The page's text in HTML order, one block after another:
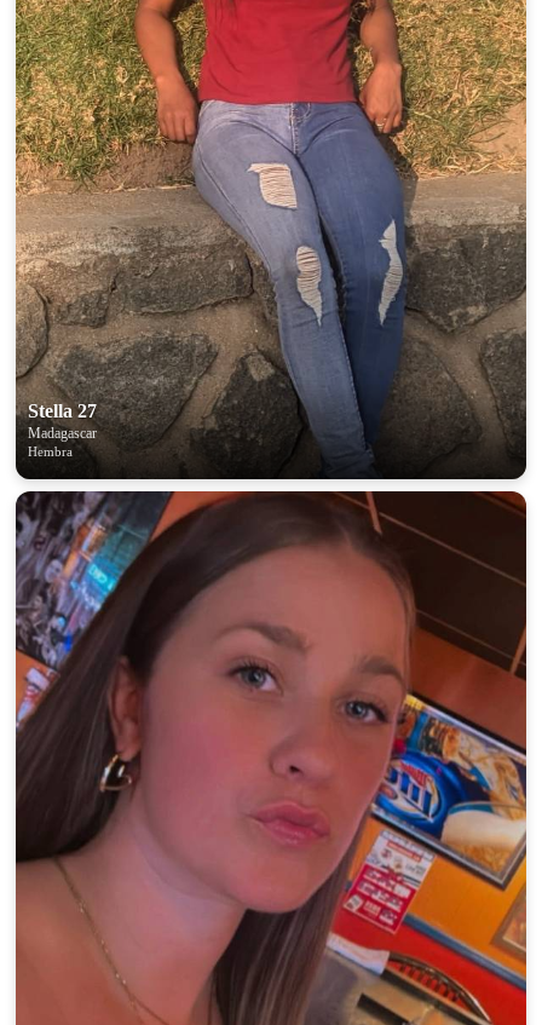
Stella 27
Madagascar
Hembra